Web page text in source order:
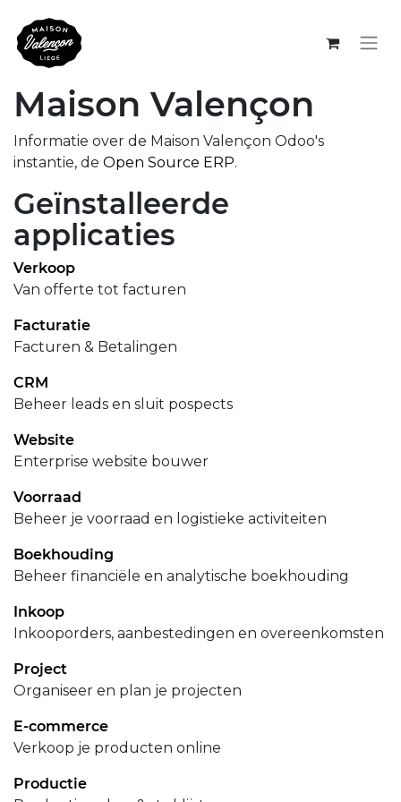
Maison Valençon
Informatie over de Maison Valençon Odoo's
instantie, de Open Source ERP.
Geïnstalleerde
applicaties
Verkoop
Van offerte tot facturen
Facturatie
Facturen & Betalingen
CRM
Beheer leads en sluit pospects
Website
Enterprise website bouwer
Voorraad
Beheer je voorraad en logistieke activiteiten
Boekhouding
Beheer financiële en analytische boekhouding
Inkoop
Inkooporders, aanbestedingen en overeenkomsten
Project
Organiseer en plan je projecten
E-commerce
Verkoop je producten online
Productie